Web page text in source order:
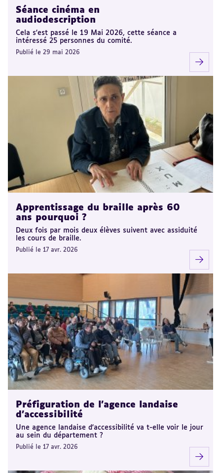
Séance cinéma en
audiodescription
Cela s'est passé le 19 Mai 2026, cette séance a
intéressé 25 personnes du comité.
Publié le 29 mai 2026
Apprentissage du braille après 60
ans pourquoi ?
Deux fois par mois deux élèves suivent avec assiduité
les cours de braille.
Publié le 17 avr. 2026
Préfiguration de l'agence landaise
d'accessibilité
Une agence landaise d'accessibilité va t-elle voir le jour
au sein du département ?
Publié le 17 avr. 2026